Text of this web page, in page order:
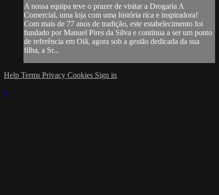
A nossa equipa teve o prazer de visitar a Drogaria A
Comercial, uma loja com uma história rica e inspiradora!
Com mais de 77 anos de tradição, este estabelecimento foi
fundado por Manuel Pires da Silva e continua a ser um ponto
de referência em Oiã, agora sob a gestão dedicada da sua
filha, a Sr...
Help Terms Privacy Cookies Sign in
×